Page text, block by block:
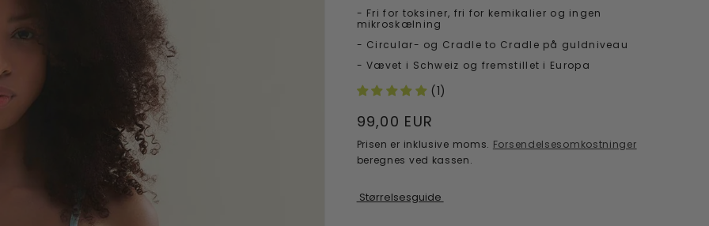
- Fri for toksiner, fri for kemikalier og ingen
mikroskælning
- Circular- og Cradle to Cradle på guldniveau
- Vævet i Schweiz og fremstillet i Europa
(1)
Normalpris
99,00 EUR
Prisen er inklusive moms. Forsendelsesomkostninger
beregnes ved kassen.
Størrelsesguide